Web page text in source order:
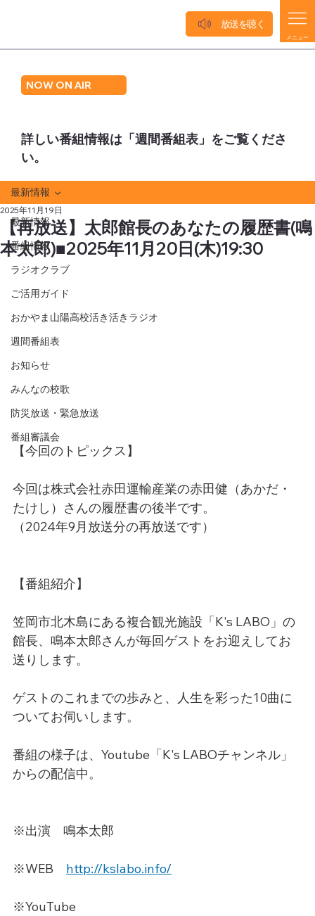
NOW ON AIR
詳しい番組情報は「週間番組表」をご覧くださ
い。
メニュー
放送を聴く
最新情報
番組情報
ラジオクラブ
ご活用ガイド
おかやま山陽高校活き活きラジオ
週間番組表
お知らせ
みんなの校歌
防災放送・緊急放送
番組審議会
最新情報
【再放送】太郎館長のあなたの履歴書(鳴
本太郎)■2025年11月20日(木)19:30
2025年11月19日
【今回のトピックス】
今回は株式会社赤田運輸産業の赤田健（あかだ・
たけし）さんの履歴書の後半です。
（2024年9月放送分の再放送です）
【番組紹介】
笠岡市北木島にある複合観光施設「K's LABO」の
館長、鳴本太郎さんが毎回ゲストをお迎えしてお
送りします。
ゲストのこれまでの歩みと、人生を彩った10曲に
ついてお伺いします。
番組の様子は、Youtube「K's LABOチャンネル」
からの配信中。
※出演　鳴本太郎
※WEB http://kslabo.info/
※YouTube